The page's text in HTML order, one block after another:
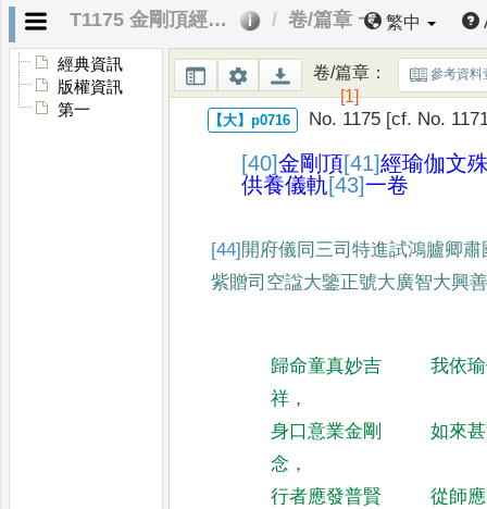
T1175 金剛頂經瑜伽文殊師利菩薩供養儀軌 卷/篇章 一 繁中
經典資訊
版權資訊
第一
卷/篇章：
[1]
參考資料
No. 1175 [cf. No.
[40]金剛頂[41]經瑜伽文
供養儀軌[43]一卷
[44] 開府儀同三司特進試鴻臚卿肅
紫贈司空諡大鑒 正號大廣智大興
歸命童真妙吉
祥 ，
我依
身口意業金剛
念 ，
如來
行者應發普賢
從師